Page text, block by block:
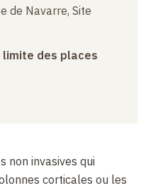
de Navarre, Site
limite des places
non invasives qui
corticales ou les